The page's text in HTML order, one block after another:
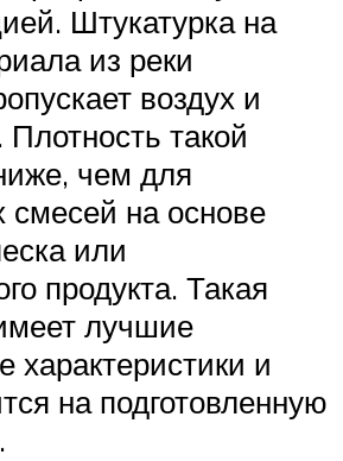
Штукатурка на
из реки
воздух и
такой
чем для
смесей на основе
или
продукта. Такая
лучшие
характеристики и
на подготовленную